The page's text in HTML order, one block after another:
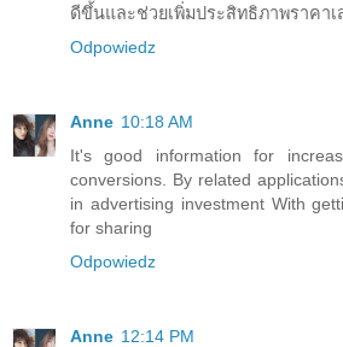
ดีขึ้นและช่วยเพิ่มประสิทธิภาพราคา
Odpowiedz
Anne 10:18 AM
It's good information for
conversions. By related
in advertising investment With
for sharing
Odpowiedz
Anne 12:14 PM